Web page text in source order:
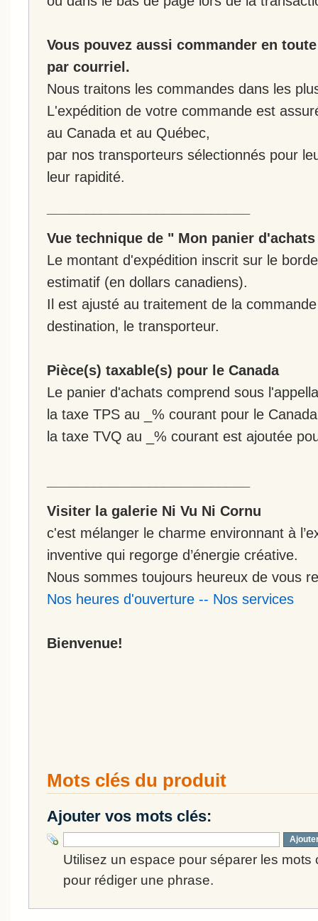
Vous pouvez aussi commander en
par courriel.
Nous traitons les commandes dans les
L'expédition de votre commande est
au Canada et au Québec,
par nos transporteurs sélectionnés pour
leur rapidité.
Vue technique de " Mon panier
Le montant d'expédition inscrit sur le
estimatif (en dollars canadiens).
Il est ajusté au traitement de la
destination, le transporteur.
Pièce(s) taxable(s) pour le Canada
Le panier d'achats comprend sous
la taxe TPS au _% courant pour le
la taxe TVQ au _% courant est ajoutée
Visiter la galerie Ni Vu Ni Cornu
c'est mélanger le charme environnant à
inventive qui regorge d’énergie créative.
Nous sommes toujours heureux de vous
Nos heures d'ouverture -- Nos services
Bienvenue!
Mots clés du produit
Ajouter vos mots clés:
Utilisez un espace pour séparer les mots
pour rédiger une phrase.